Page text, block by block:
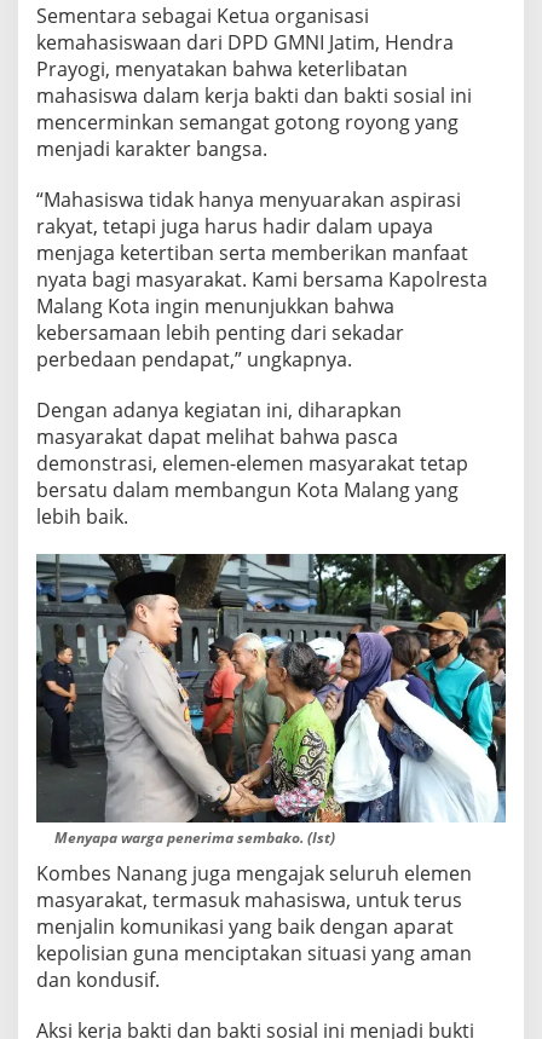
s
2
P
a
k
e
t
S
e
b
a
k
o
Sementara sebagai Ketua organisasi
kemahasiswaan dari DPD GMNI Jatim, Hendra
Prayogi, menyatakan bahwa keterlibatan
mahasiswa dalam kerja bakti dan bakti sosial ini
mencerminkan semangat gotong royong yang
menjadi karakter bangsa.
“Mahasiswa tidak hanya menyuarakan aspirasi
rakyat, tetapi juga harus hadir dalam upaya
menjaga ketertiban serta memberikan manfaat
nyata bagi masyarakat. Kami bersama Kapolresta
Malang Kota ingin menunjukkan bahwa
kebersamaan lebih penting dari sekadar
perbedaan pendapat,” ungkapnya.
Dengan adanya kegiatan ini, diharapkan
masyarakat dapat melihat bahwa pasca
demonstrasi, elemen-elemen masyarakat tetap
bersatu dalam membangun Kota Malang yang
lebih baik.
Menyapa warga penerima sembako. (Ist)
Kombes Nanang juga mengajak seluruh elemen
masyarakat, termasuk mahasiswa, untuk terus
menjalin komunikasi yang baik dengan aparat
kepolisian guna menciptakan situasi yang aman
dan kondusif.
Aksi kerja bakti dan bakti sosial ini menjadi bukti